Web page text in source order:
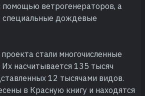
помощью ветрогенераторов, а
специальные дождевые
стали многочисленные
насчитывается 135 тысяч
12 тысячами видов.
в Красную книгу и находятся